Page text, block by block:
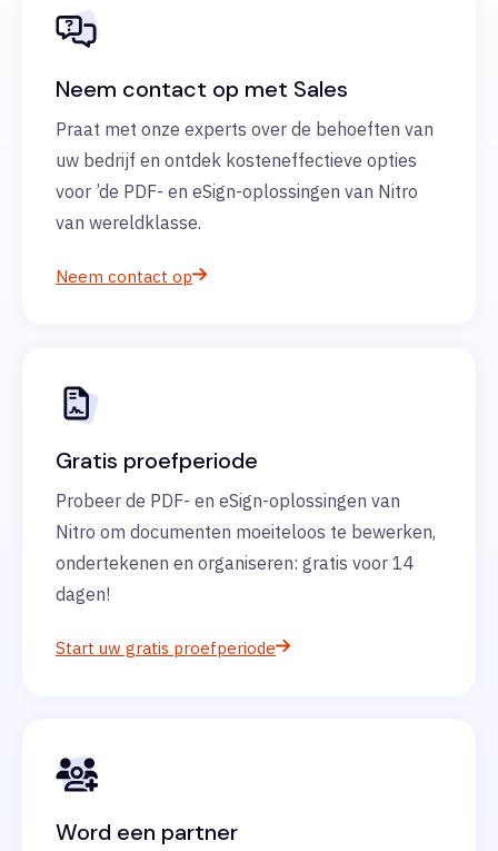
Neem contact op met Sales
Praat met onze experts over de behoeften van
uw bedrijf en ontdek kosteneffectieve opties
voor ’de PDF- en eSign-oplossingen van Nitro
van wereldklasse.
Neem contact op
Gratis proefperiode
Probeer de PDF- en eSign-oplossingen van
Nitro om documenten moeiteloos te bewerken,
ondertekenen en organiseren: gratis voor 14
dagen!
Start uw gratis proefperiode
Word een partner